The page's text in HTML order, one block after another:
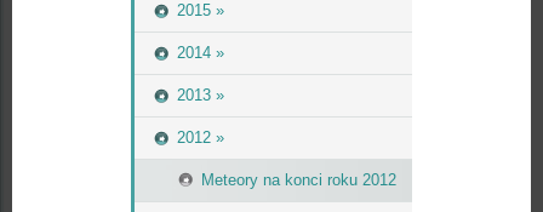
2015 »
2014 »
2013 »
2012 »
Meteory na konci roku 2012